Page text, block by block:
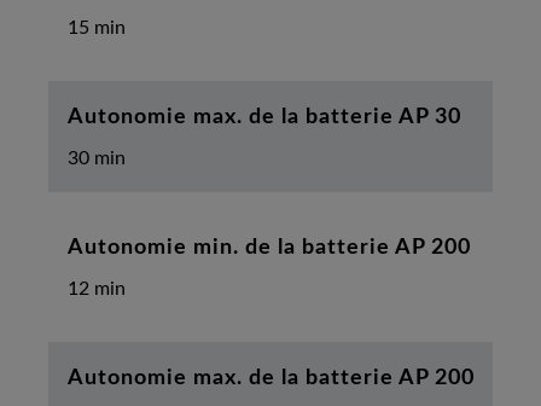
15 min
Autonomie max. de la batterie AP 30
30 min
Autonomie min. de la batterie AP 200
12 min
Autonomie max. de la batterie AP 200